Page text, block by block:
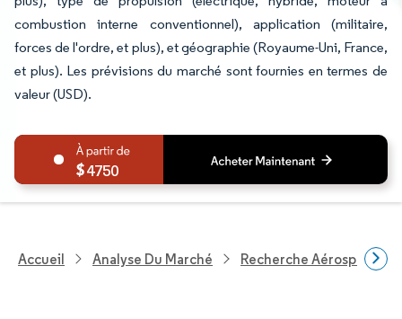
combustion interne conventionnel), application (militaire,
forces de l'ordre, et plus), et géographie (Royaume-Uni, France,
et plus). Les prévisions du marché sont fournies en termes de
valeur (USD).
4750
Accueil Analyse Du Marché Recherche Aérospatiale